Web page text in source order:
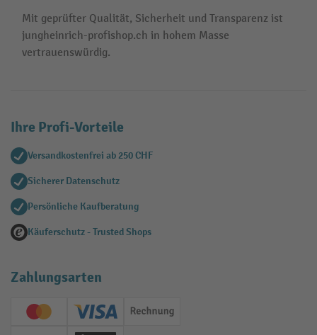
Mit geprüfter Qualität, Sicherheit und Transparenz ist
jungheinrich-profishop.ch in hohem Masse
vertrauenswürdig.
Ihre Profi-Vorteile
Versandkostenfrei ab 250 CHF
Sicherer Datenschutz
Persönliche Kaufberatung
Käuferschutz - Trusted Shops
Zahlungsarten
Creditcard (Master)Creditcard (Visa)
Rechnung